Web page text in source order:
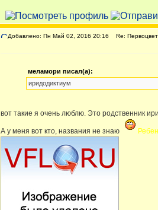
Добавлено: Пн Май 02, 2016 20:16 Re:
меламори писал(а):
иридодиктиум
вот такие я очень люблю. Это родственник
А у меня вот кто, названия не знаю